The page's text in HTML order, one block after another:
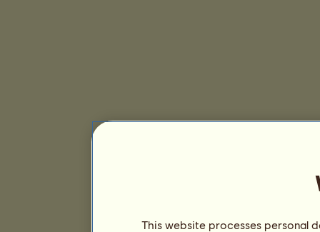
This website processes personal